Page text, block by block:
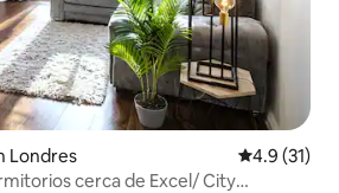
Londres Calificación
4.9 (31)
cerca de Excel/ City